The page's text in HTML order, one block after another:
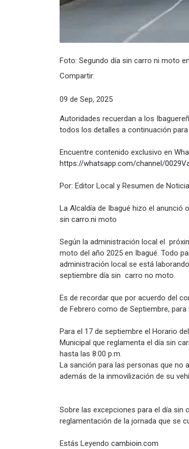
Foto: Segundo día sin carro ni moto
Compartir:
09 de Sep, 2025
Autoridades recuerdan a los
todos los detalles a continuación
Encuentre contenido exclusivo en
https://whatsapp.com/channel/
Por: Editor Local y Resumen de
La Alcaldía de Ibagué hizo el anunció
sin carro.ni moto
Según la administración local el
moto del año 2025 en Ibagué. Todo
administración local se está
septiembre día sin carro no moto.
Es de recordar que por acuerdo del
de Febrero como de Septiembre,
Para el 17 de septiembre el Horario
Municipal que reglamenta el día sin
hasta las 8:00 p.m.
La sanción para las personas que no
además de la inmovilización de su
Sobre las excepciones para el día sin
reglamentación de la jornada que se
Estás Leyendo cambioin.com